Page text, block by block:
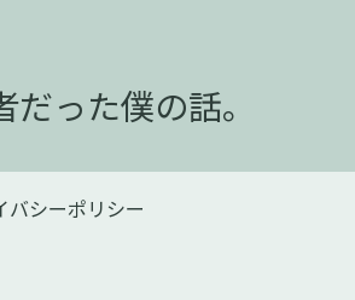
った僕の話。
バシーポリシー